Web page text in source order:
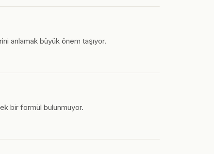
anlamak büyük önem taşıyor.
bir formül bulunmuyor.